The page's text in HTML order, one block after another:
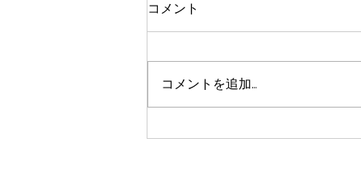
バンクシーの風船と少女
コメント
コメントを追加…